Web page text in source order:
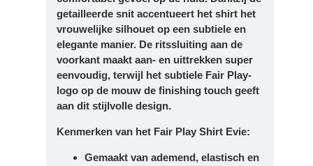
getailleerde snit accentueert het shirt het
vrouwelijke silhouet op een subtiele en
elegante manier. De ritssluiting aan de
voorkant maakt aan- en uittrekken super
eenvoudig, terwijl het subtiele Fair Play-
logo op de mouw de finishing touch geeft
aan dit stijlvolle design.
Kenmerken van het Fair Play Shirt Evie:
Gemaakt van ademend, elastisch en